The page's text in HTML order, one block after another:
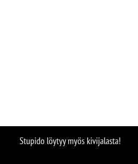
Stupido löytyy myös kivijalasta!